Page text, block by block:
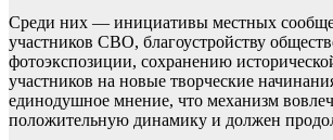
Среди них — инициативы местных
участников СВО, благоустройству
фотоэкспозиции, сохранению
участников на новые творческие
единодушное мнение, что механизм
положительную динамику и должен